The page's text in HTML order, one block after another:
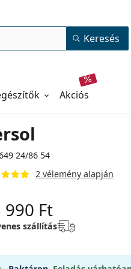
Keresés
akciós
24/86 54
2 vélemény alapján
990 Ft
szállítás